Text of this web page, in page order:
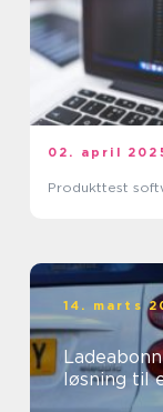
02. april
Produkttest
14. marts
løsning til